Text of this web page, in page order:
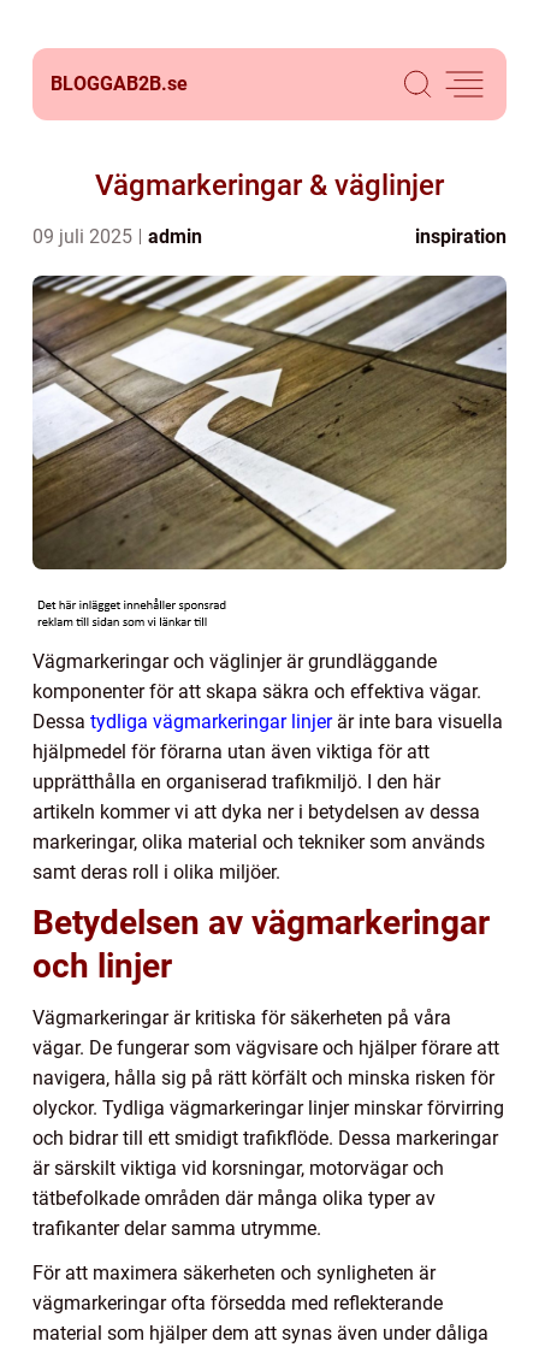
BLOGGAB2B.se
Vägmarkeringar & väglinjer
09 juli 2025 admin inspiration
Vägmarkeringar och väglinjer är grundläggande
komponenter för att skapa säkra och effektiva vägar.
Dessa tydliga vägmarkeringar linjerär inte bara visuella
hjälpmedel för förarna utan även viktiga för att
upprätthålla en organiserad trafikmiljö. I den här
artikeln kommer vi att dyka ner i betydelsen av dessa
markeringar, olika material och tekniker som används
samt deras roll i olika miljöer.
Betydelsen av vägmarkeringar
och linjer
Vägmarkeringar är kritiska för säkerheten på våra
vägar. De fungerar som vägvisare och hjälper förare att
navigera, hålla sig på rätt körfält och minska risken för
olyckor. Tydliga vägmarkeringar linjer minskar förvirring
och bidrar till ett smidigt trafikflöde. Dessa markeringar
är särskilt viktiga vid korsningar, motorvägar och
tätbefolkade områden där många olika typer av
trafikanter delar samma utrymme.
För att maximera säkerheten och synligheten är
vägmarkeringar ofta försedda med reflekterande
material som hjälper dem att synas även under dåliga